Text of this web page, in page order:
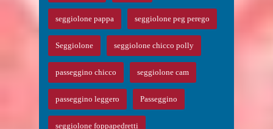
seggiolone pappa seggiolone peg perego
Seggiolone seggiolone chicco polly
passeggino chicco seggiolone cam
passeggino leggero Passeggino
seggiolone foppapedretti